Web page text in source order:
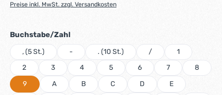
Preise inkl. MwSt. zzgl. Versandkosten
Buchstabe/Zahlauswählen
, (5 St.) - . (10 St.) /
1
2
3 4 5 6 7
8
9
A B C D
E